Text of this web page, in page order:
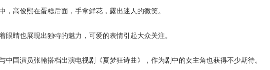
高俊熙在蛋糕后面，手拿鲜花，露出迷人的微笑。
睛也展现出独特的魅力，可爱的表情引起大众关注。
国演员张翰搭档出演电视剧《夏梦狂诗曲》，作为剧中的女主角也获得不少期待。